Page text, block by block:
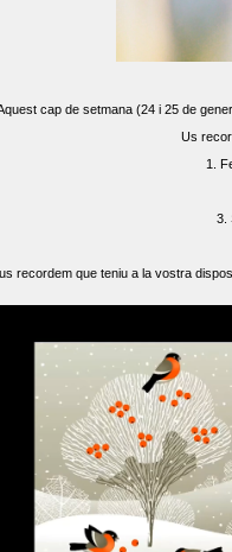
cap de setmana (24 i 25 de
Us
1.
3.
recordem que teniu a la vostra